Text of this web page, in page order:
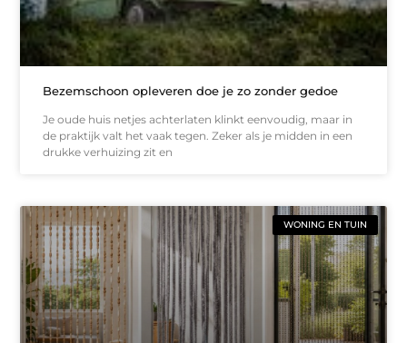
Bezemschoon opleveren doe je zo zonder gedoe
Je oude huis netjes achterlaten klinkt eenvoudig, maar in
de praktijk valt het vaak tegen. Zeker als je midden in een
drukke verhuizing zit en
WONING EN TUIN